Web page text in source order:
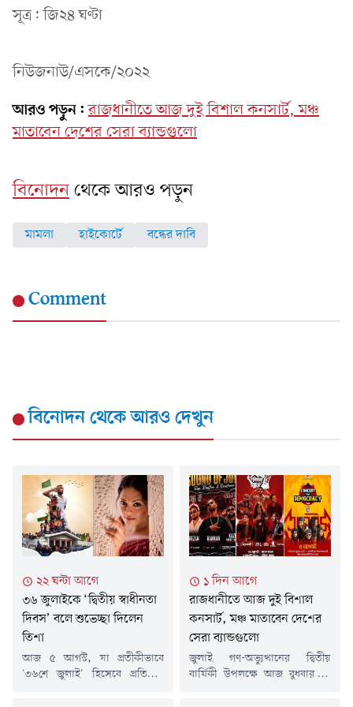
সূত্র: জি২৪ ঘণ্টা
নিউজনাউ/এসকে/২০২২
আরও পড়ুন: রাজধানীতে আজ দুই বিশাল কনসার্ট, মঞ্চ
মাতাবেন দেশের সেরা ব্যান্ডগুলো
বিনোদনথেকে আরও পড়ুন
মামলা হাইকোর্টে বন্ধের দাবি
Comment
বিনোদনথেকে আরও দেখুন
২২ ঘন্টা আগে
৩৬ জুলাইকে ‘দ্বিতীয় স্বাধীনতা
দিবস’ বলে শুভেচ্ছা দিলেন
তিশা
আজ ৫ আগস্ট, যা প্রতীকীভাবে
'৩৬শে জুলাই' হিসেবে প্রতিষ্ঠিত
১ দিন আগে
রাজধানীতে আজ দুই বিশাল
কনসার্ট, মঞ্চ মাতাবেন দেশের
সেরা ব্যান্ডগুলো
জুলাই গণ-অভ্যুত্থানের দ্বিতীয়
বার্ষিকী উপলক্ষে আজ বুধবার (৫